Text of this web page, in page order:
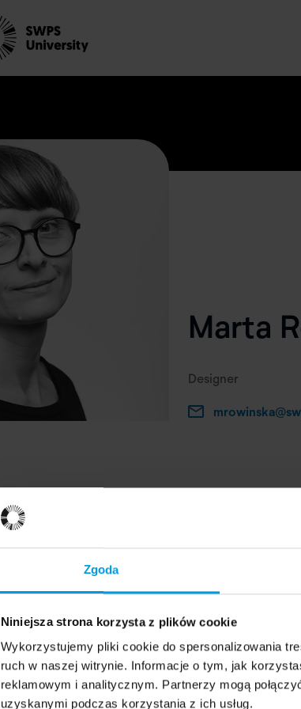
Zgoda
Niniejsza strona korzysta z plików cookie
Wykorzystujemy pliki cookie do spersonalizowania
ruch w naszej witrynie. Informacje o tym, jak
reklamowym i analitycznym. Partnerzy mogą
uzyskanymi podczas korzystania z ich usług.
Marta
Designer
Marta Rowińska
founder of the
winner of the
exhibited at
Week (2016),
(2013), and the